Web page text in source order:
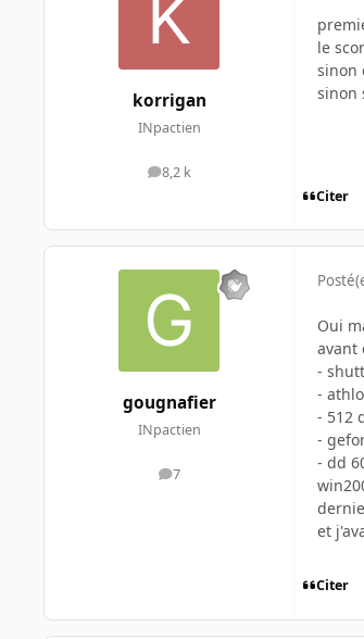
korrigan
INpactien
8,2 k
messages
le
sinon
sinon
Citer
gougnafier
INpactien
7
messages
Oui
avant
-
-
- 512
-
- dd
et
Citer